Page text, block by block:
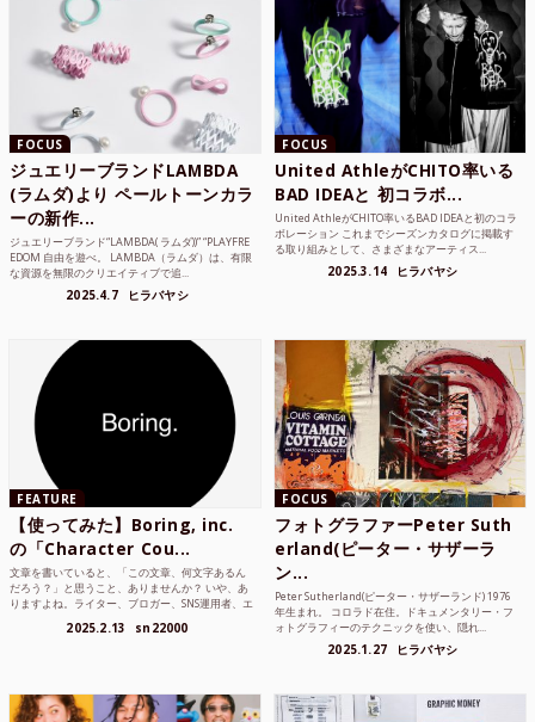
FOCUS
ジュエリーブランドLAMBDA
(ラムダ)より ペールトーンカラ
ーの新作...
ジュエリーブランド“LAMBDA( ラムダ))” “PLAYFRE
EDOM 自由を遊べ。 LAMBDA（ラムダ）は、有限
な資源を無限のクリエイティブで追...
2025.4.7 ヒラバヤシ
FOCUS
United AthleがCHITO率いる
BAD IDEAと 初コラボ...
United AthleがCHITO率いるBAD IDEAと初のコラ
ボレーション これまでシーズンカタログに掲載す
る取り組みとして、さまざまなアーティス...
2025.3.14 ヒラバヤシ
FEATURE
【使ってみた】Boring, inc.
の「Character Cou...
文章を書いていると、「この文章、何文字あるん
だろう？」と思うこと、ありませんか？ いや、あ
りますよね。ライター、ブロガー、SNS運用者、エ
2025.2.13 sn22000
FOCUS
フォトグラファーPeter Suth
erland(ピーター・サザーラ
ン...
Peter Sutherland(ピーター・サザーランド) 1976
年生まれ。 コロラド在住。ドキュメンタリー・フ
ォトグラフィーのテクニックを使い、隠れ...
2025.1.27 ヒラバヤシ